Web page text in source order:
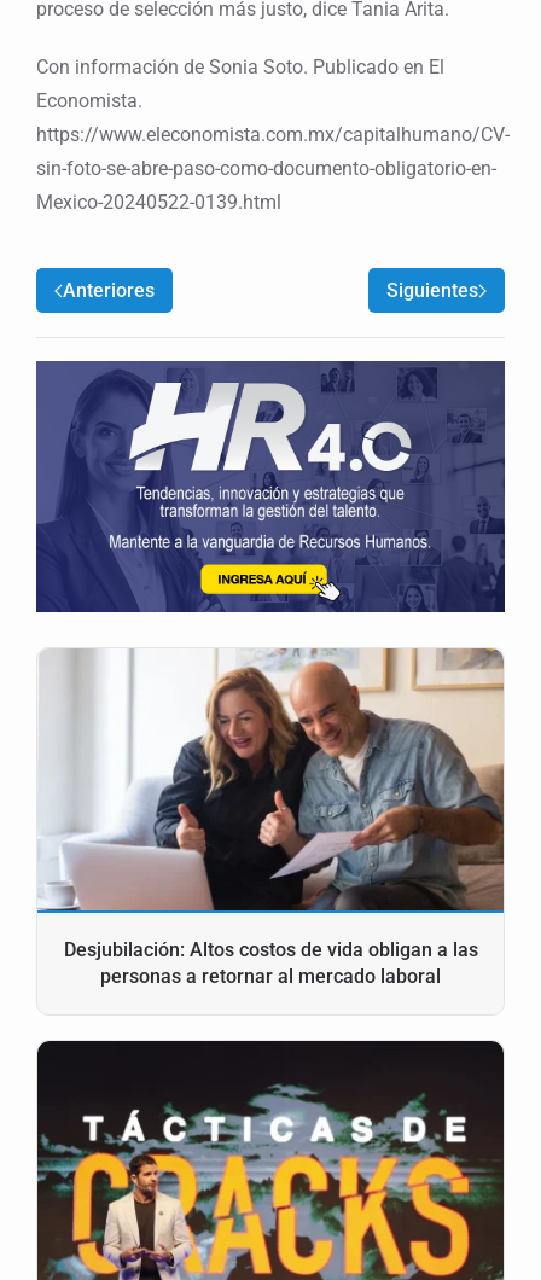
proceso de selección más justo, dice Tania Arita.
Con información de Sonia Soto. Publicado en El
Economista.
https://www.eleconomista.com.mx/capitalhumano/CV-
sin-foto-se-abre-paso-como-documento-obligatorio-en-
Mexico-20240522-0139.html
Anteriores Siguientes
Desjubilación: Altos costos de vida obligan a las
personas a retornar al mercado laboral